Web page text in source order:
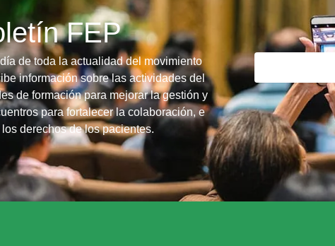
FEP
de toda la actualidad del movimiento
información sobre las actividades del
de formación para mejorar la gestión y
para fortalecer la colaboración, e
derechos de los pacientes.